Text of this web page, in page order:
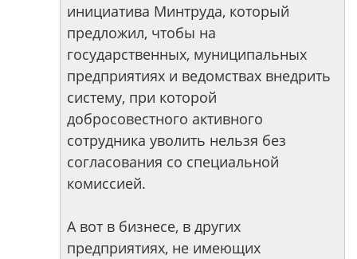
инициатива Минтруда, который
предложил, чтобы на
государственных, муниципальных
предприятиях и ведомствах внедрить
систему, при которой
добросовестного активного
сотрудника уволить нельзя без
согласования со специальной
комиссией.
А вот в бизнесе, в других
предприятиях, не имеющих